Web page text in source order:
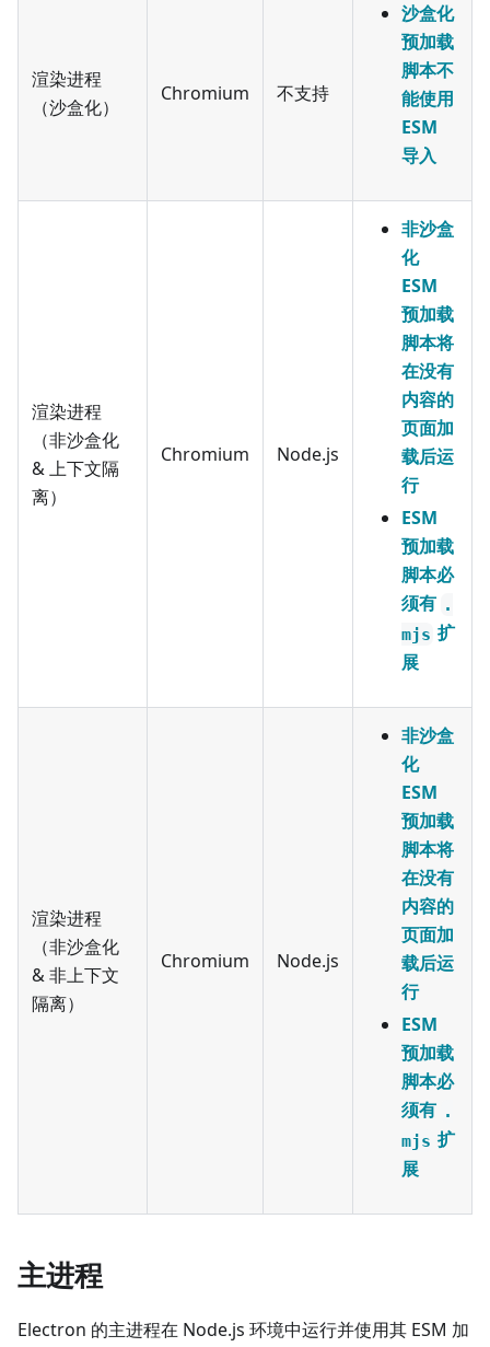
渲染进程
（沙盒化）
Chromium 不支持
沙盒化
预加载
脚本不
能使用
ESM
导入
渲染进程
（非沙盒化
& 上下文隔
离）
Chromium Node.js
非沙盒
化
ESM
预加载
脚本将
在没有
内容的
页面加
载后运
行
ESM
预加载
脚本必
须有 .
mjs 扩
展
渲染进程
（非沙盒化
& 非上下文
隔离）
Chromium Node.js
非沙盒
化
ESM
预加载
脚本将
在没有
内容的
页面加
载后运
行
ESM
预加载
脚本必
须有 .
mjs 扩
展
主进程
Electron 的主进程在 Node.js 环境中运行并使用其 ESM 加